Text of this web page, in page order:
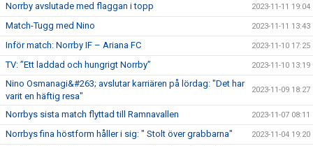
Norrby avslutade med flaggan i topp 2023-11-11 19:04
Match-Tugg med Nino 2023-11-11 13:43
Inför match: Norrby IF – Ariana FC 2023-11-10 17:25
TV: ”Ett laddad och hungrigt Norrby” 2023-11-10 13:19
Nino Osmanagi&#263; avslutar karriären på lördag: "Det har
varit en häftig resa"
2023-11-09 18:27
Norrbys sista match flyttad till Ramnavallen 2023-11-07 08:11
Norrbys fina höstform håller i sig: " Stolt över grabbarna" 2023-11-04 19:20